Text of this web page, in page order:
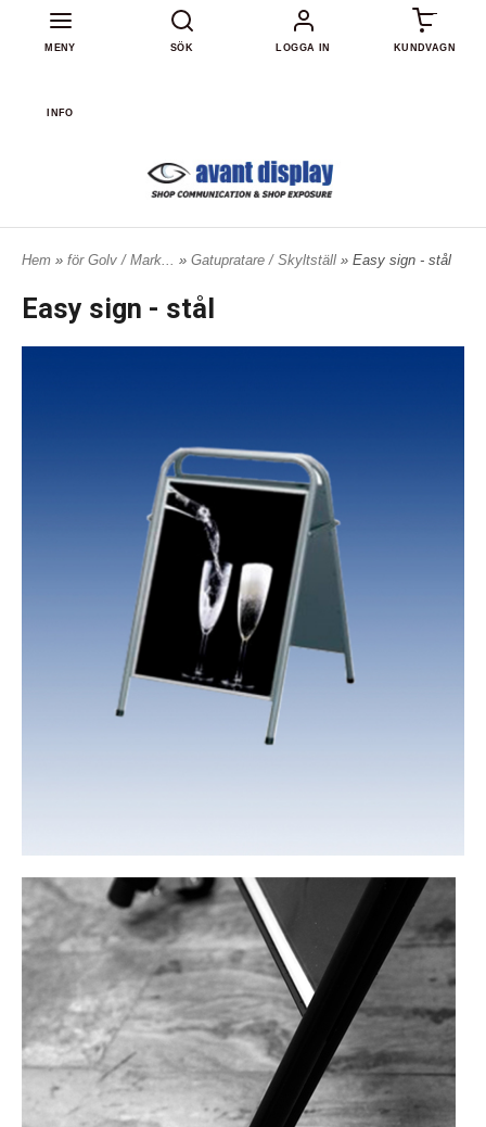
MENY
INFO
SÖK LOGGA IN KUNDVAGN
Hem » för Golv / Mark... » Gatupratare / Skyltställ » Easy sign - stål
Easy sign - stål